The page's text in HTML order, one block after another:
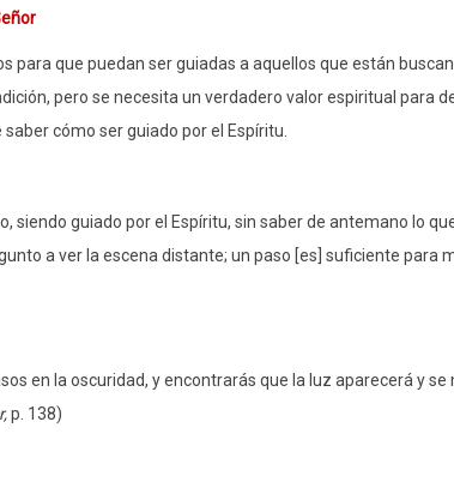
para que puedan ser guiadas a aquellos que están
pero se necesita un verdadero valor espiritual para
cómo ser guiado por el Espíritu.
siendo guiado por el Espíritu, sin saber de antemano lo
a ver la escena distante; un paso [es] suficiente para
en la oscuridad, y encontrarás que la luz aparecerá y se
p. 138)